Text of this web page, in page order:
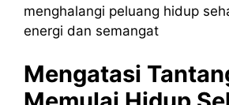
menghalangi peluang hidup
energi dan semangat
Mengatasi